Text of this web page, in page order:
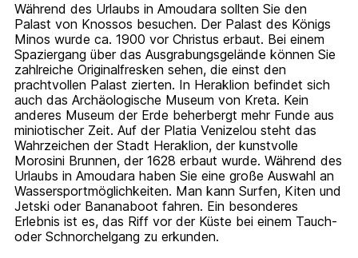
Während des Urlaubs in Amoudara sollten Sie den
Palast von Knossos besuchen. Der Palast des Königs
Minos wurde ca. 1900 vor Christus erbaut. Bei einem
Spaziergang über das Ausgrabungsgelände können Sie
zahlreiche Originalfresken sehen, die einst den
prachtvollen Palast zierten. In Heraklion befindet sich
auch das Archäologische Museum von Kreta. Kein
anderes Museum der Erde beherbergt mehr Funde aus
miniotischer Zeit. Auf der Platia Venizelou steht das
Wahrzeichen der Stadt Heraklion, der kunstvolle
Morosini Brunnen, der 1628 erbaut wurde. Während des
Urlaubs in Amoudara haben Sie eine große Auswahl an
Wassersportmöglichkeiten. Man kann Surfen, Kiten und
Jetski oder Bananaboot fahren. Ein besonderes
Erlebnis ist es, das Riff vor der Küste bei einem Tauch-
oder Schnorchelgang zu erkunden.